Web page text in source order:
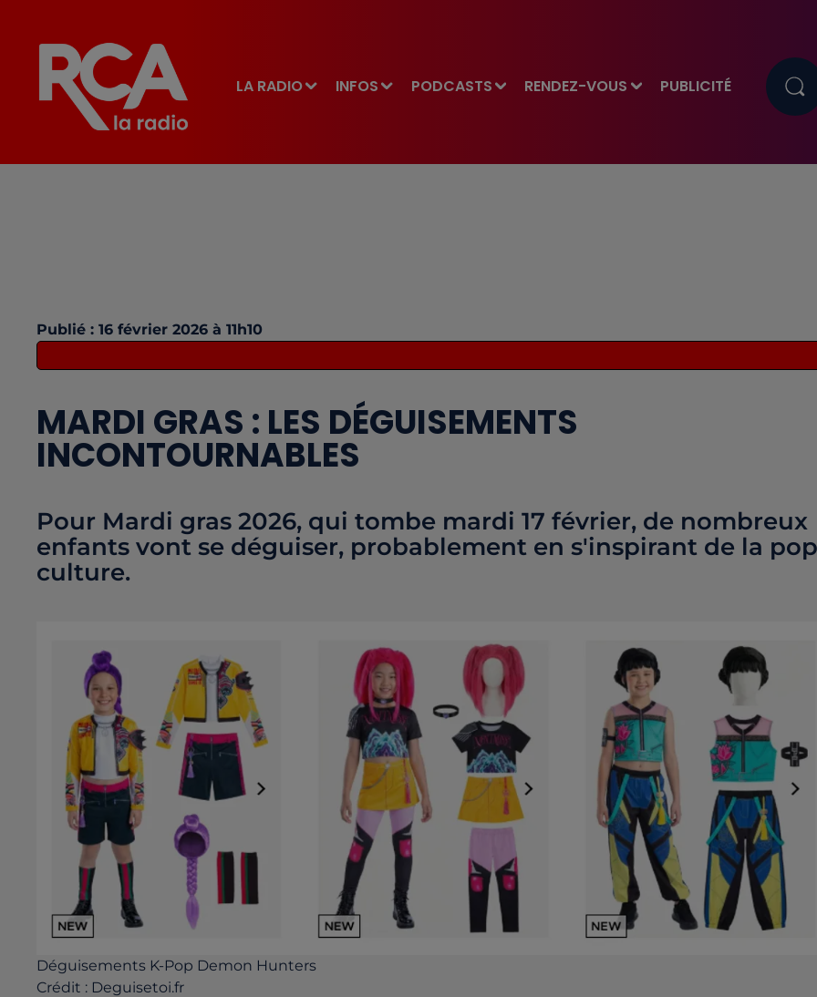
LA RADIO INFOS PODCASTS RENDEZ-VOUS PUBLICITÉ
Publié : 16 février 2026 à 11h10
MARDI GRAS : LES DÉGUISEMENTS
INCONTOURNABLES
Pour Mardi gras 2026, qui tombe mardi 17 février, de nombreux
enfants vont se déguiser, probablement en s'inspirant de la pop
culture.
Déguisements K-Pop Demon Hunters
Crédit : Deguisetoi.fr